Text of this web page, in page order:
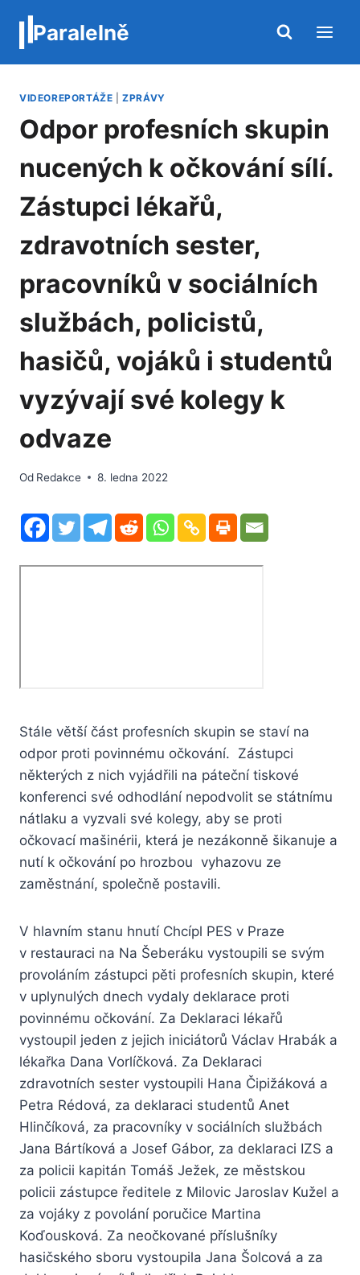
obsah
Paralelně
VIDEOREPORTÁŽE |ZPRÁVY
Odpor profesních skupin
nucených k očkování sílí.
Zástupci lékařů,
zdravotních sester,
pracovníků v sociálních
službách, policistů,
hasičů, vojáků i studentů
vyzývají své kolegy k
odvaze
Od Redakce 8. ledna 2022
Stále větší část profesních skupin se staví na
odpor proti povinnému očkování. Zástupci
některých z nich vyjádřili na páteční tiskové
konferenci své odhodlání nepodvolit se státnímu
nátlaku a vyzvali své kolegy, aby se proti
očkovací mašinérii, která je nezákonně šikanuje a
nutí k očkování po hrozbou vyhazovu ze
zaměstnání, společně postavili.
V hlavním stanu hnutí Chcípl PES v Praze
v restauraci na Na Šeberáku vystoupili se svým
provoláním zástupci pěti profesních skupin, které
v uplynulých dnech vydaly deklarace proti
povinnému očkování. Za Deklaraci lékařů
vystoupil jeden z jejich iniciátorů Václav Hrabák a
lékařka Dana Vorlíčková. Za Deklaraci
zdravotních sester vystoupili Hana Čipižáková a
Petra Rédová, za deklaraci studentů Anet
Hlinčíková, za pracovníky v sociálních službách
Jana Bártíková a Josef Gábor, za deklaraci IZS a
za policii kapitán Tomáš Ježek, ze městskou
policii zástupce ředitele z Milovic Jaroslav Kužel a
za vojáky z povolání poručice Martina
Koďousková. Za neočkované příslušníky
hasičského sboru vystoupila Jana Šolcová a za